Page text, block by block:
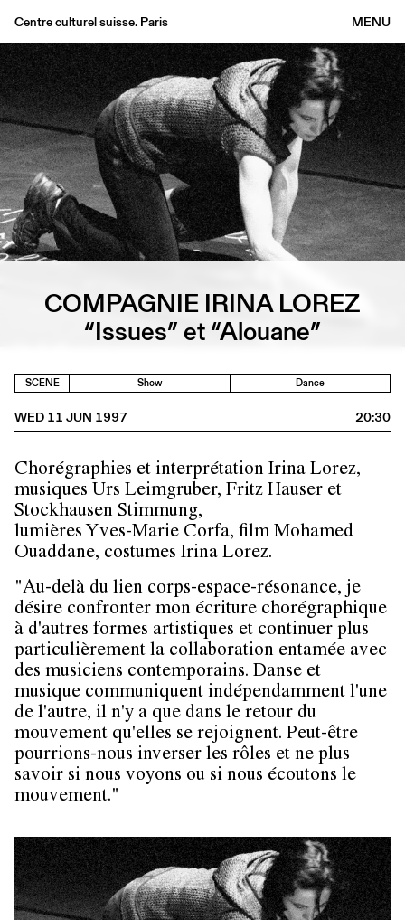
MENU
Centre culturel suisse. Paris
Agenda
Bookshop
Buvette
Archives
Medias
Publications
About
FR/EN
COMPAGNIE IRINA LOREZ
“Issues” et “Alouane”
SCENE Show Dance
WED 11 JUN 1997 20:30
Chorégraphies et interprétation Irina Lorez,
musiques Urs Leimgruber, Fritz Hauser et
Stockhausen Stimmung,
lumières Yves-Marie Corfa, film Mohamed
Ouaddane, costumes Irina Lorez.
"Au-delà du lien corps-espace-résonance, je
désire confronter mon écriture chorégraphique
à d'autres formes artistiques et continuer plus
particulièrement la collaboration entamée avec
des musiciens contemporains. Danse et
musique communiquent indépendamment l'une
de l'autre, il n'y a que dans le retour du
mouvement qu'elles se rejoignent. Peut-être
pourrions-nous inverser les rôles et ne plus
savoir si nous voyons ou si nous écoutons le
mouvement."